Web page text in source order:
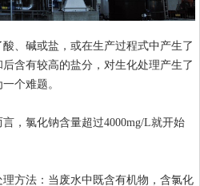
、碱或盐，或在生产过程式中产生了
含有较高的盐分，对生化处理产生了
个难题。
，氯化钠含量超过4000mg/L就开始
方法：当废水中既含有机物，含氯化